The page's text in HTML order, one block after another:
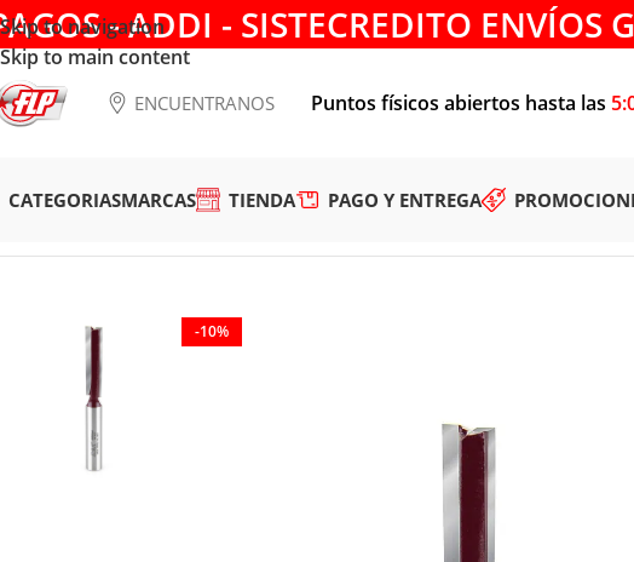
Skip to navigation
Skip to main content
- ADDI - SISTECREDITO ENVÍOS
ENCUENTRANOS Puntos físicos abiertos hasta las
CATEGORIASMARCAS TIENDA PAGO Y ENTREGA
-10%